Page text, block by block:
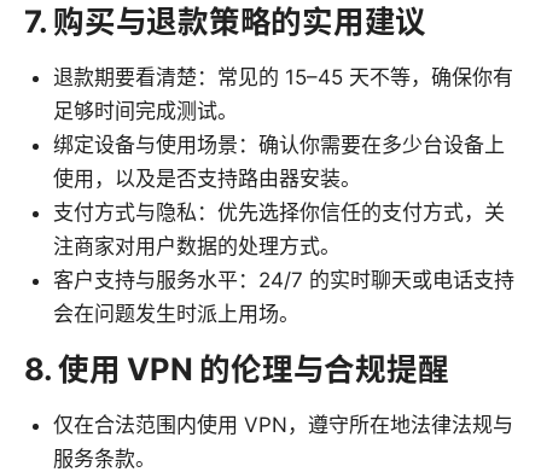
7. 购买与退款策略的实用建议
退款期要看清楚：常见的 15–45 天不等，确保你有
足够时间完成测试。
绑定设备与使用场景：确认你需要在多少台设备上
使用，以及是否支持路由器安装。
支付方式与隐私：优先选择你信任的支付方式，关
注商家对用户数据的处理方式。
客户支持与服务水平：24/7 的实时聊天或电话支持
会在问题发生时派上用场。
8. 使用 VPN 的伦理与合规提醒
仅在合法范围内使用 VPN，遵守所在地法律法规与
服务条款。